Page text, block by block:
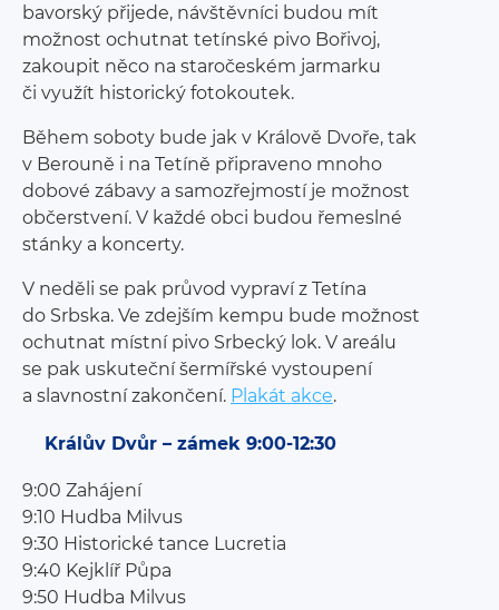
bavorský přijede, návštěvníci budou mít
možnost ochutnat tetínské pivo Bořivoj,
zakoupit něco na staročeském jarmarku
či využít historický fotokoutek.
Během soboty bude jak v Králově Dvoře, tak
v Berouně i na Tetíně připraveno mnoho
dobové zábavy a samozřejmostí je možnost
občerstvení. V každé obci budou řemeslné
stánky a koncerty.
V neděli se pak průvod vypraví z Tetína
do Srbska. Ve zdejším kempu bude možnost
ochutnat místní pivo Srbecký lok. V areálu
se pak uskuteční šermířské vystoupení
a slavnostní zakončení. Plakát akce.
Králův Dvůr – zámek 9:00-12:30
9:00 Zahájení
9:10 Hudba Milvus
9:30 Historické tance Lucretia
9:40 Kejklíř Půpa
9:50 Hudba Milvus